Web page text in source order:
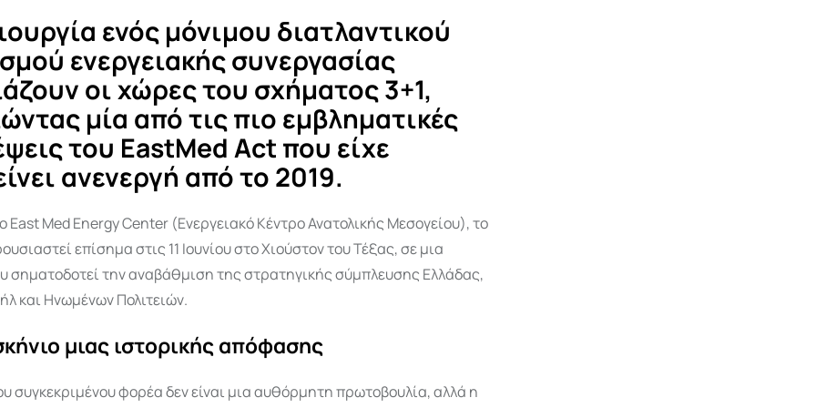
ενός μόνιμου διατλαντικού
ενεργειακής συνεργασίας
οι χώρες του σχήματος 3+1,
μία από τις πιο εμβληματικές
του EastMed Act που είχε
ανενεργή από το 2019.
East Med Energy Center (Ενεργειακό Κέντρο Ανατολικής Μεσογείου), το
επίσημα στις 11 Ιουνίου στο Χιούστον του Τέξας, σε μια
σηματοδοτεί την αναβάθμιση της στρατηγικής σύμπλευσης Ελλάδας,
και Ηνωμένων Πολιτειών.
μιας ιστορικής απόφασης
συγκεκριμένου φορέα δεν είναι μια αυθόρμητη πρωτοβουλία, αλλά η